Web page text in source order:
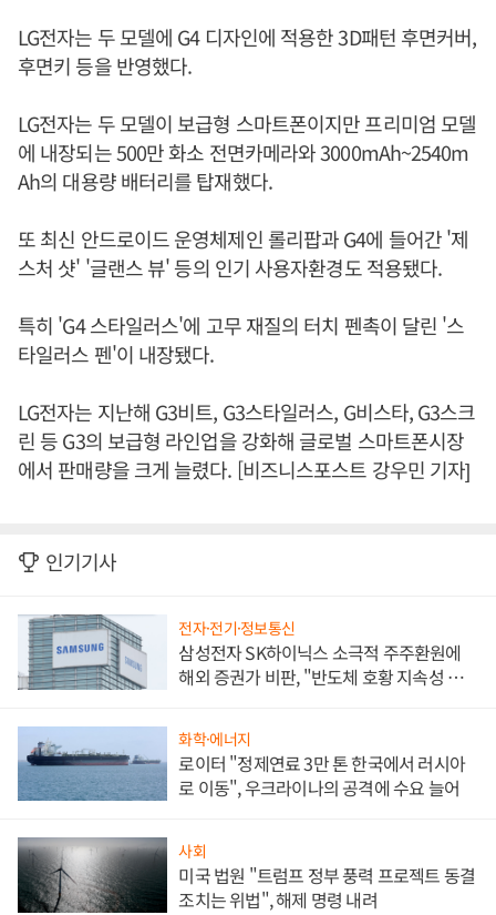
LG전자는 두 모델에 G4 디자인에 적용한 3D패턴 후면커버,
후면키 등을 반영했다.
LG전자는 두 모델이 보급형 스마트폰이지만 프리미엄 모델
에 내장되는 500만 화소 전면카메라와 3000mAh~2540m
Ah의 대용량 배터리를 탑재했다.
또 최신 안드로이드 운영체제인 롤리팝과 G4에 들어간 '제
스처 샷' '글랜스 뷰' 등의 인기 사용자환경도 적용됐다.
특히 'G4 스타일러스'에 고무 재질의 터치 펜촉이 달린 '스
타일러스 펜'이 내장됐다.
LG전자는 지난해 G3비트, G3스타일러스, G비스타, G3스크
린 등 G3의 보급형 라인업을 강화해 글로벌 스마트폰시장
에서 판매량을 크게 늘렸다. [비즈니스포스트 강우민 기자]
인기기사
전자·전기·정보통신
삼성전자 SK하이닉스 소극적 주주환원에
해외 증권가 비판, "반도체 호황 지속성 의
화학·에너지
로이터 "정제연료 3만 톤 한국에서 러시아
로 이동", 우크라이나의 공격에 수요 늘어
사회
미국 법원 "트럼프 정부 풍력 프로젝트 동결
조치는 위법", 해제 명령 내려